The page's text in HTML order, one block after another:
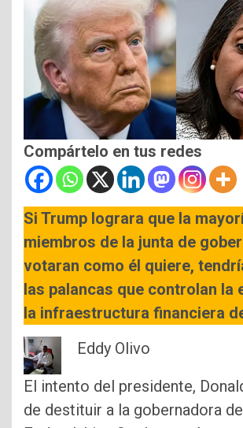
Compártelo en tus redes
Si Trump lograra que la
miembros de la junta de
votaran como él quiere,
las palancas que controlan la
la infraestructura financiera
Eddy Olivo
El intento del presidente,
de destituir a la gobernadora